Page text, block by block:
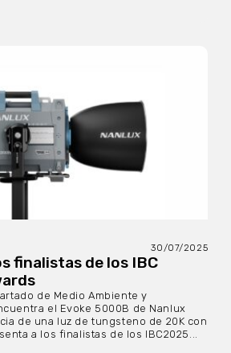
30/07/2025
finalistas de los IBC
de Medio Ambiente y
el Evoke 5000B de Nanlux
de una luz de tungsteno de 20K con
a los finalistas de los IBC2025...